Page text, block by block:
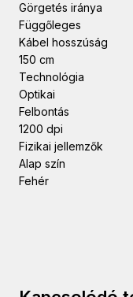
Görgetés iránya
Függőleges
Kábel hosszúság
150 cm
Technológia
Optikai
Felbontás
1200 dpi
Fizikai jellemzők
Alap szín
Fehér